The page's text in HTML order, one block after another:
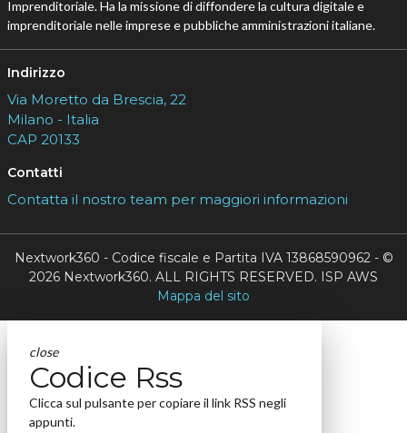
Imprenditoriale. Ha la missione di diffondere la cultura digitale e
imprenditoriale nelle imprese e pubbliche amministrazioni italiane.
Indirizzo
Via Moretto da Brescia, 22
Milano - Italia
CAP 20133
Contatti
Contatta il nostro team per maggiori informazioni
Nextwork360 - Codice fiscale e Partita IVA 13868590962 - ©
2026 Nextwork360. ALL RIGHTS RESERVED. ISP AWS
Mappa del sito
close
Codice Rss
Clicca sul pulsante per copiare il link RSS negli
appunti.